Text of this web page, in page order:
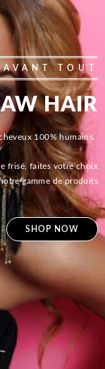
TOUT
HAIR
100% humains.
frisé, faites votre choix
gamme de produits
SHOP NOW